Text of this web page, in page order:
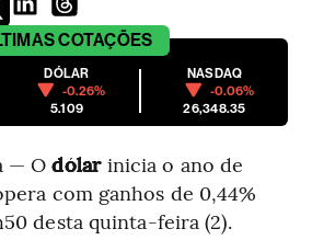
COTAÇÕES
DÓLAR
-0.26%
5.109
NASDAQ
-0.06%
26,348.35
— Odólarinicia o ano de
com ganhos de 0,44%
desta quinta-feira (2).